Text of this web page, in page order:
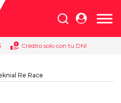
Búsqueda
de
Crédito solo con tu DNI
Re Race